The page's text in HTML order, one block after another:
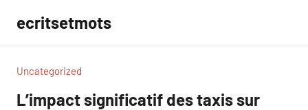
contenu
ecritsetmots
Uncategorized
L’impact significatif des taxis sur